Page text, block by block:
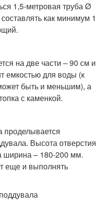
1,5-метровая труба Ø
как минимум 1
на две части – 90 см и
емкостью для воды (к
быть и меньшим), а
с каменкой.
проделывается
Высота отверстия
ширина – 180-200 мм.
еще и выполнять